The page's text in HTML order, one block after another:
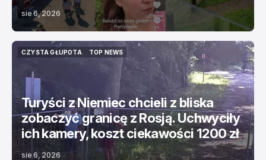
sie 6, 2026
CZYSTA GŁUPOTA
TOP NEWS
TOP NEWS
Turyści z Niemiec chcieli z bliska
zobaczyć granicę z Rosją. Uchwyciły
ich kamery, koszt ciekawości 1200 zł
sie 6, 2026